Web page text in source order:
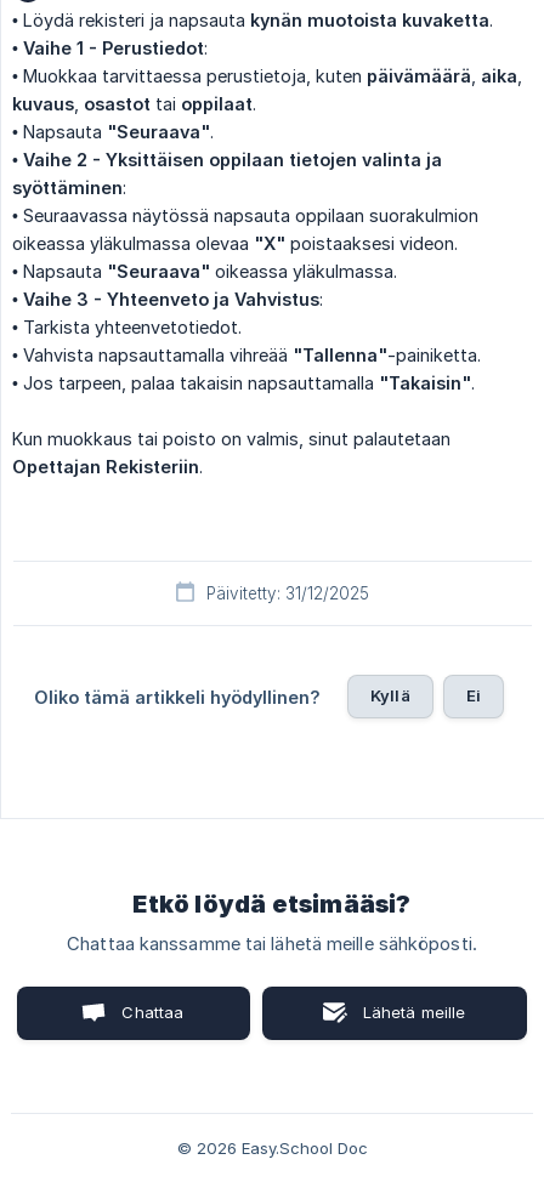
• Löydä rekisteri ja napsauta kynän muotoista kuvaketta.
• Vaihe 1 - Perustiedot:
• Muokkaa tarvittaessa perustietoja, kuten päivämäärä aika
kuvaus osastot tai oppilaat.
• Napsauta "Seuraava".
• Vaihe 2 - Yksittäisen oppilaan tietojen valinta ja
syöttäminen:
• Seuraavassa näytössä napsauta oppilaan suorakulmion
oikeassa yläkulmassa olevaa "X" poistaaksesi videon.
• Napsauta "Seuraava" oikeassa yläkulmassa.
• Vaihe 3 - Yhteenveto ja Vahvistus:
• Tarkista yhteenvetotiedot.
• Vahvista napsauttamalla vihreää "Tallenna"-painiketta.
• Jos tarpeen, palaa takaisin napsauttamalla "Takaisin".
Kun muokkaus tai poisto on valmis, sinut palautetaan
Opettajan Rekisteriin.
Päivitetty: 31/12/2025
Oliko tämä artikkeli hyödyllinen? Kyllä Ei
Etkö löydä etsimääsi?
Chattaa kanssamme tai lähetä meille sähköposti.
Chattaa Lähetä meille
© 2026 Easy.School Doc